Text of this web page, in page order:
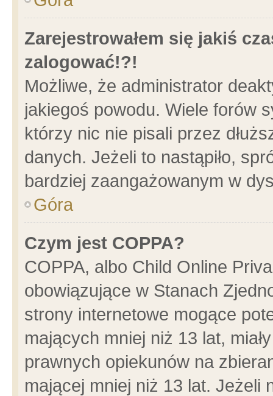
Zarejestrowałem się jakiś
zalogować!?!
Możliwe, że administrator
jakiegoś powodu. Wiele forów
którzy nic nie pisali przez
danych. Jeżeli to nastąpiło,
bardziej zaangażowanym w
Góra
Czym jest COPPA?
COPPA, albo Child Online
obowiązujące w Stanach
strony internetowe mogące
mających mniej niż 13 lat,
prawnych opiekunów na
mającej mniej niż 13 lat. Jeżeli